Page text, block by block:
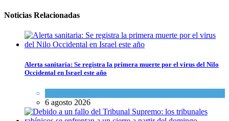
Noticias Relacionadas
Alerta sanitaria: Se registra la primera muerte por el virus del Nilo
Occidental en Israel este año
6 agosto 2026